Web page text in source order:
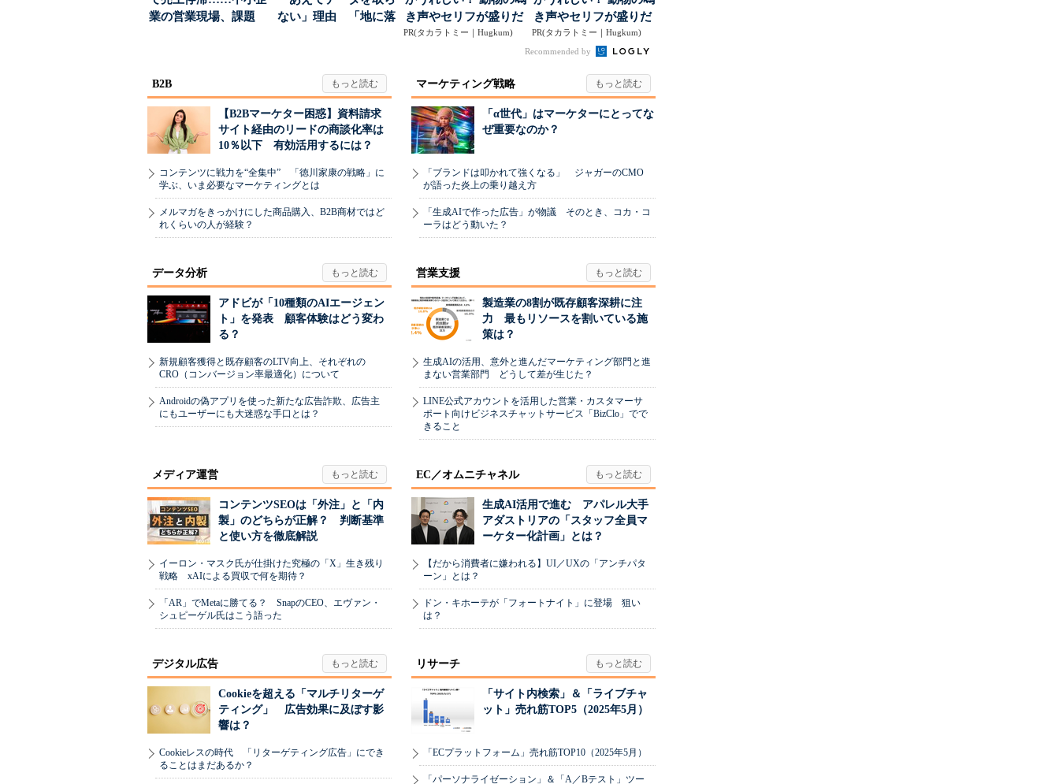
業の営業現場、課題
ない」理由 「地に落
き声やセリフが盛りだ
くさんの「アニア ...
PR(タカラトミー｜Hugkum)
き声やセリフが盛りだ
くさんの「アニア ...
PR(タカラトミー｜Hugkum)
Recommended by
B2B
【B2Bマーケター困惑】資料請求
サイト経由のリードの商談化率は
10％以下 有効活用するには？
コンテンツに戦力を“全集中” 「徳川家康の戦略」に
学ぶ、いま必要なマーケティングとは
メルマガをきっかけにした商品購入、B2B商材ではど
れくらいの人が経験？
マーケティング戦略
「α世代」はマーケターにとってな
ぜ重要なのか？
「ブランドは叩かれて強くなる」 ジャガーのCMO
が語った炎上の乗り越え方
「生成AIで作った広告」が物議 そのとき、コカ・コ
ーラはどう動いた？
データ分析
アドビが「10種類のAIエージェン
ト」を発表 顧客体験はどう変わ
る？
新規顧客獲得と既存顧客のLTV向上、それぞれの
CRO（コンバージョン率最適化）について
Androidの偽アプリを使った新たな広告詐欺、広告主
にもユーザーにも大迷惑な手口とは？
営業支援
製造業の8割が既存顧客深耕に注
力 最もリソースを割いている施
策は？
生成AIの活用、意外と進んだマーケティング部門と進
まない営業部門 どうして差が生じた？
LINE公式アカウントを活用した営業・カスタマーサ
ポート向けビジネスチャットサービス「BizClo」でで
きること
メディア運営
コンテンツSEOは「外注」と「内
製」のどちらが正解？ 判断基準
と使い方を徹底解説
イーロン・マスク氏が仕掛けた究極の「X」生き残り
戦略 xAIによる買収で何を期待？
「AR」でMetaに勝てる？ SnapのCEO、エヴァン・
シュピーゲル氏はこう語った
EC／オムニチャネル
生成AI活用で進む アパレル大手
アダストリアの「スタッフ全員マ
ーケター化計画」とは？
【だから消費者に嫌われる】UI／UXの「アンチパタ
ーン」とは？
ドン・キホーテが「フォートナイト」に登場 狙い
は？
デジタル広告
Cookieを超える「マルチリターゲ
ティング」 広告効果に及ぼす影
響は？
Cookieレスの時代 「リターゲティング広告」にでき
ることはまだあるか？
リサーチ
「サイト内検索」＆「ライブチャ
ット」売れ筋TOP5（2025年5月）
「ECプラットフォーム」売れ筋TOP10（2025年5月）
「パーソナライゼーション」＆「A／Bテスト」ツー